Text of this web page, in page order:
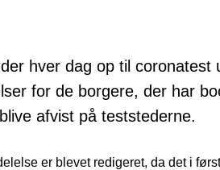
hver dag op til
for de borgere, der har
afvist på teststederne.
er blevet redigeret, da det i